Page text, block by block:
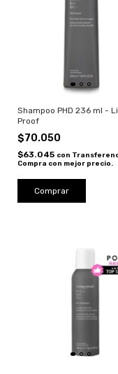
Shampoo PHD 236 ml -
Proof
$70.050
$63.045 con
Compra con mejor precio.